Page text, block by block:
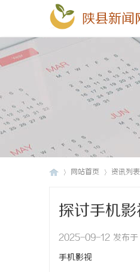
陕县新闻
网站首页 资讯列表
探讨手机
2025-09-12 发布于
手机影视